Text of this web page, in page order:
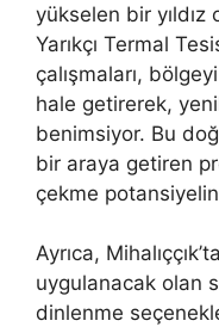
yükselen bir yıldız
Yarıkçı Termal
çalışmaları,
hale getirerek,
benimsiyor. Bu
bir araya getiren
çekme
Ayrıca,
uygulanacak olan
dinlenme